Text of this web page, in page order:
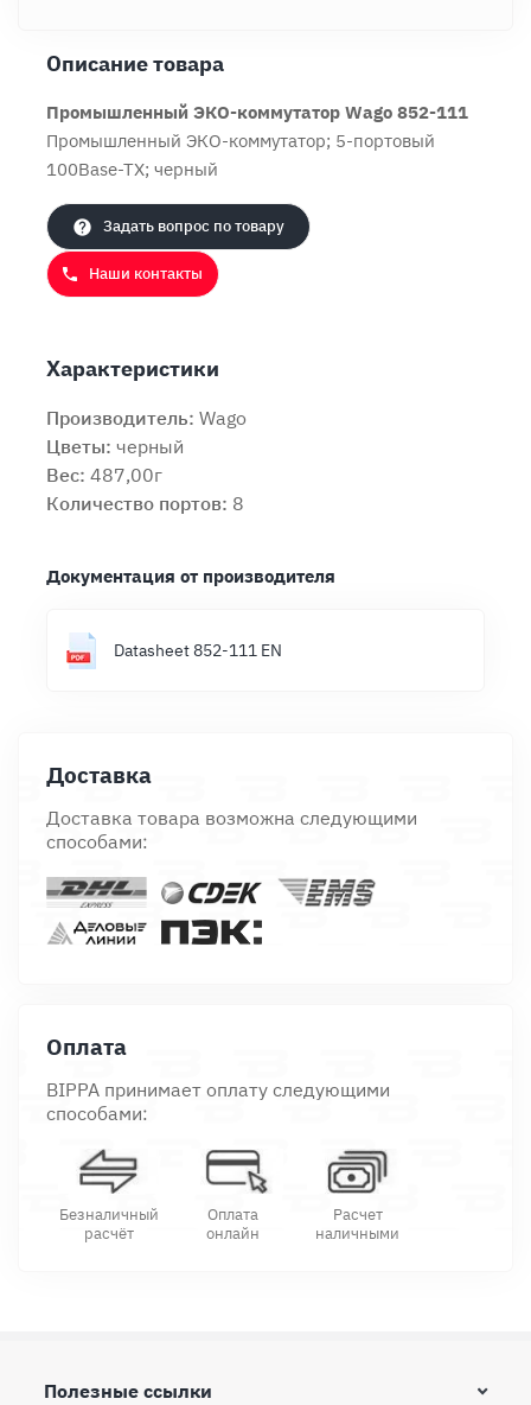
Описание товара
Промышленный ЭКО-коммутатор Wago 852-111
Промышленный ЭКО-коммутатор; 5-портовый
100Base-TX; черный
Задать вопрос по товару
Наши контакты
Характеристики
Производитель: Wago
Цветы: черный
Вес: 487,00г
Количество портов: 8
Документация от производителя
Datasheet 852-111 EN
Доставка
Доставка товара возможна следующими
способами:
Оплата
BIPPA принимает оплату следующими
способами:
Безналичный
расчёт
Оплата
онлайн
Расчет
наличными
Полезные ссылки
Продолжить покупки